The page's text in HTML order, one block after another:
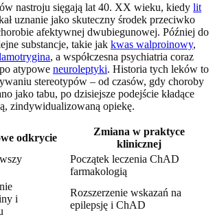
nastroju sięgają lat 40. XX wieku, kiedy lit
uznanie jako skuteczny środek przeciwko
afektywnej dwubiegunowej. Później do
substancje, takie jak kwas walproinowy,
, a współczesna psychiatria coraz
atypowe neuroleptyki. Historia tych leków to
stereotypów – od czasów, gdy choroby
jako tabu, po dzisiejsze podejście kładące
zindywidualizowaną opiekę.
odkrycie
Zmiana w praktyce
klinicznej
Początek leczenia ChAD
farmakologią
i
Rozszerzenie wskazań na
epilepsję i ChAD